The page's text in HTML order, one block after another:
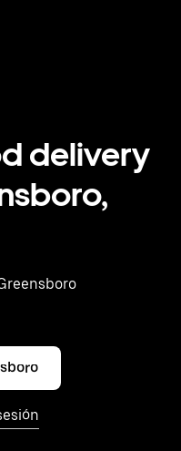
delivery